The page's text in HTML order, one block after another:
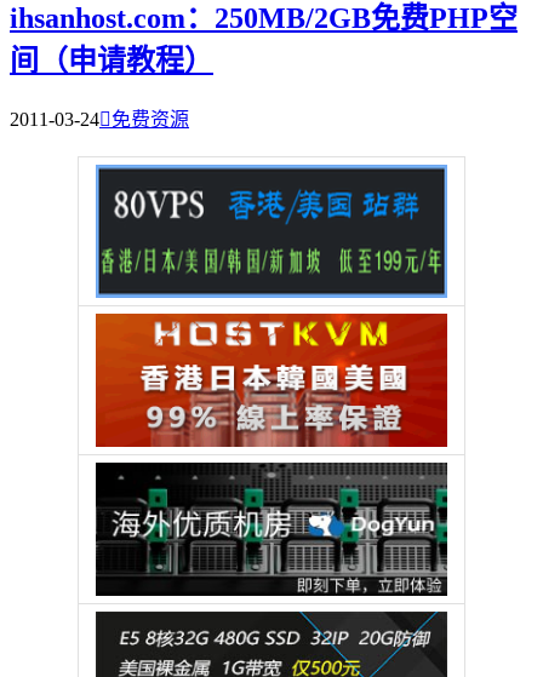
ihsanhost.com：250MB/2GB免费PHP空
间（申请教程）
2011-03-24免费资源